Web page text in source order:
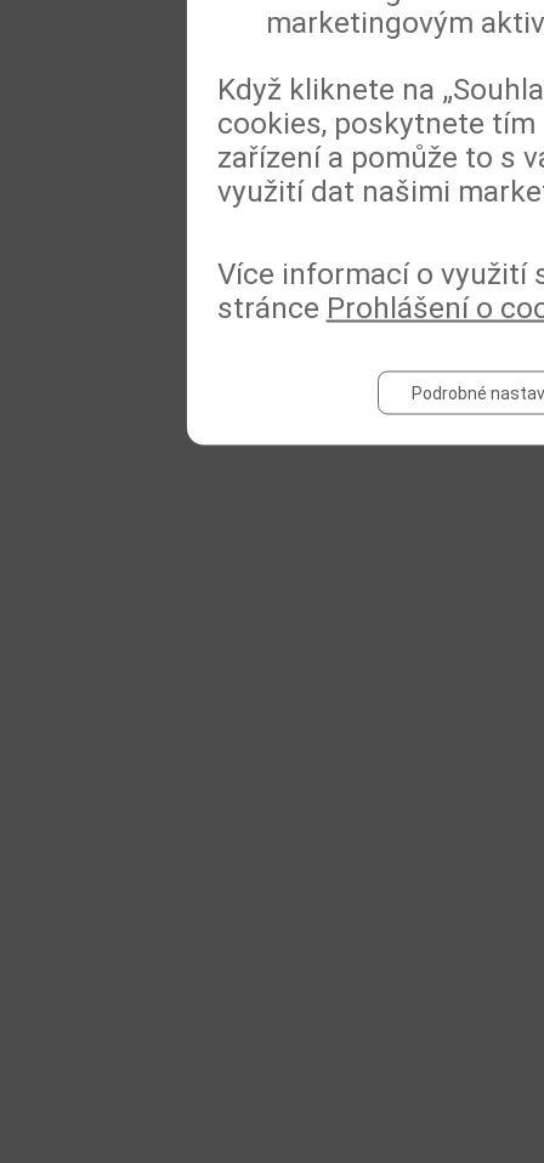
marketingovým
Když kliknete na
cookies, poskytnete
zařízení a pomůže to s
využití dat našimi
Více informací o využití
stránce Prohlášení o
Podrobné